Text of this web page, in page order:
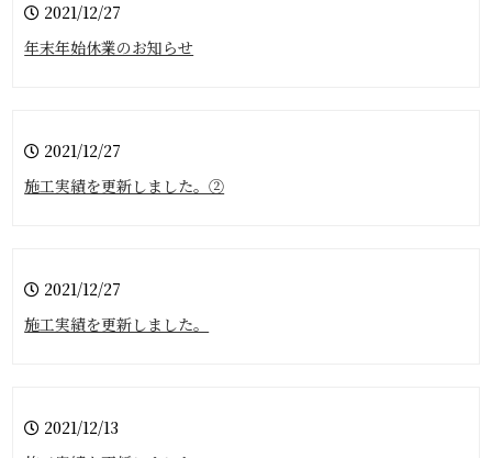
2021/12/27
年末年始休業のお知らせ
2021/12/27
施工実績を更新しました。②
2021/12/27
施工実績を更新しました。
2021/12/13